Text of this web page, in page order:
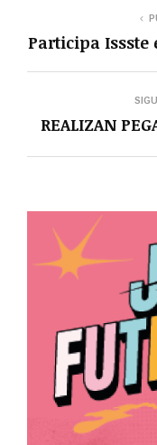
Participa Issste
REALIZAN